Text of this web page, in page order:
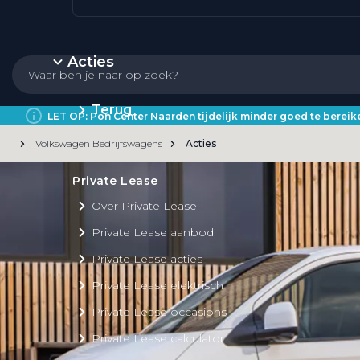
Acties
Terug
Private Lease
Over Private Lease
Private Lease aanbod
Private Lease acties
Private Lease elektrisch
Private Lease occasions
Private Lease calculator
LET OP: Pon Center Naarden tijdelijk minder goed te
Volkswagen Bedrijfswagens Acties